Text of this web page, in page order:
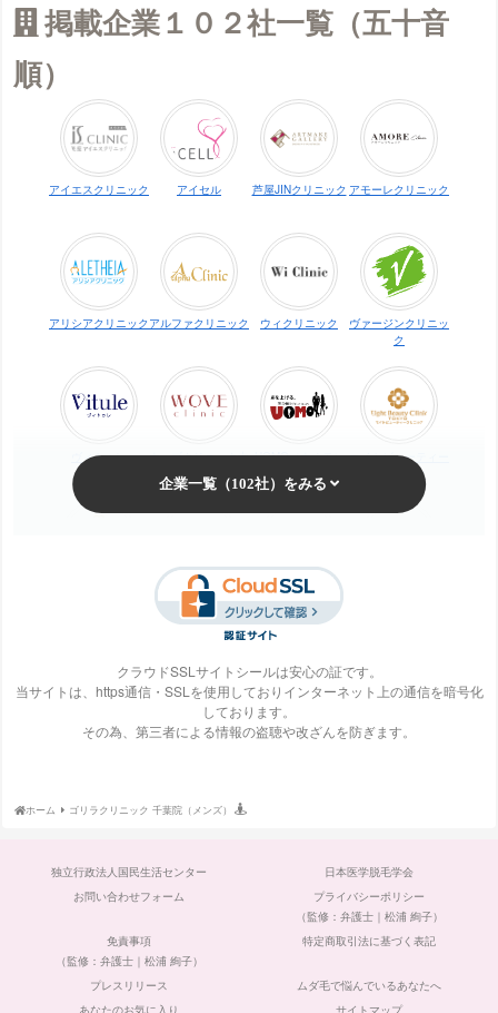
掲載企業１０２社一覧（五十音
順）
アイエスクリニック アイセル 芦屋JINクリニック アモーレクリニック
アリシアクリニック アルファクリニック ウィクリニック
ヴァージンクリニッ
ク
ヴィトゥレ
ウォブクリニック中
目黒
UOMO（ウオモ） エイトビューティー
クリニック
エステ・タイム エステティックTBC
S-Labo（エスラ
ボ）
エピレ エミナルクリニック エルクリニック
ック
ガーデンクリニックカルミア美肌クリニ
川崎中央クリニック京都ビューティーク
リニック
クラウドSSLサイトシールは安心の証です。
当サイトは、https通信・SSLを使用しておりインターネット上の通信を暗号化
しております。
その為、第三者による情報の盗聴や改ざんを防ぎます。
ホーム ゴリラクリニック 千葉院（メンズ）
独立行政法人国民生活センター
日本医学脱毛学会
お問い合わせフォーム
プライバシーポリシー
（監修：弁護士｜松浦 絢子）
免責事項
（監修：弁護士｜松浦 絢子）
特定商取引法に基づく表記
プレスリリース
ムダ毛で悩んでいるあなたへ
あなたのお気に入り
サイトマップ